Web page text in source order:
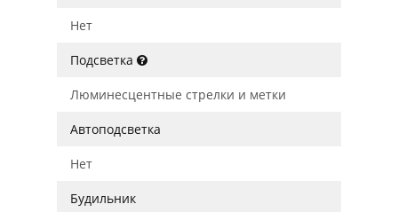
Нет
Подсветка
Люминесцентные стрелки и метки
Автоподсветка
Нет
Будильник